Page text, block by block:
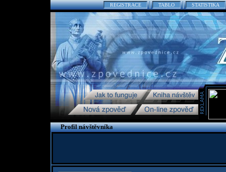
REGISTRACE TABLO STATISTIKA
Profil návštěvníka